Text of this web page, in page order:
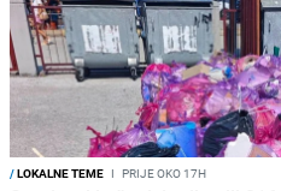
/LOKALNE TEME I PRIJE OKO 17H